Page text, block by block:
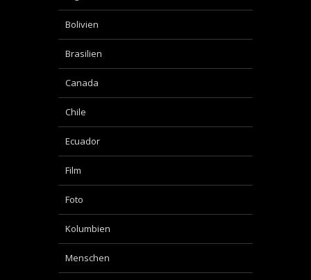
Bolivien
Brasilien
Canada
Chile
Ecuador
Film
Foto
Kolumbien
Menschen